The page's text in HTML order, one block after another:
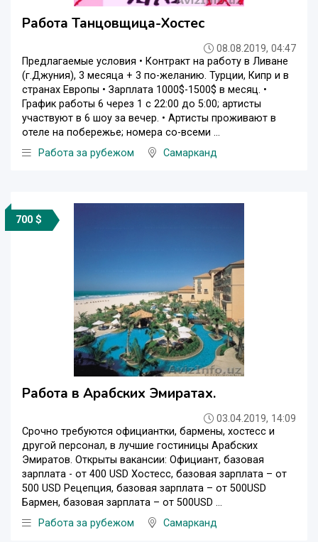
Работа Танцовщица-Хостес
08.08.2019, 04:47
Предлагаемые условия • Контракт на работу в Ливане
(г.Джуния), 3 месяца + 3 по-желанию. Турции, Кипр и в
странах Европы • Зарплата 1000$-1500$ в месяц. •
График работы 6 через 1 с 22:00 до 5:00; артисты
участвуют в 6 шоу за вечер. • Артисты проживают в
отеле на побережье; номера со-всеми ...
Работа за рубежом
Самарканд
700 $
Работа в Арабских Эмиратах.
03.04.2019, 14:09
Срочно требуются официантки, бармены, хостесс и
другой персонал, в лучшие гостиницы Арабских
Эмиратов. Открыты вакансии: Официант, базовая
зарплата - от 400 USD Хостесс, базовая зарплата – от
500 USD Рецепция, базовая зарплата – от 500USD
Бармен, базовая зарплата – от 500USD ...
Работа за рубежом
Самарканд